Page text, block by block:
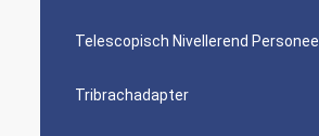
Telescopisch Nivellerend Personeel
Tribrachadapter